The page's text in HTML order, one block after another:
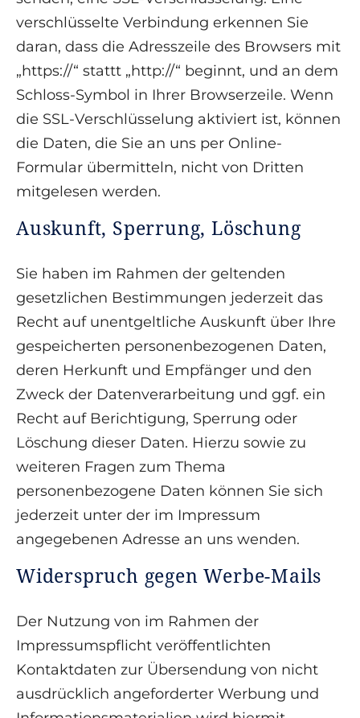
verschlüsselte Verbindung erkennen Sie
daran, dass die Adresszeile des Browsers mit
„https://“ stattt „http://“ beginnt, und an dem
Schloss-Symbol in Ihrer Browserzeile. Wenn
die SSL-Verschlüsselung aktiviert ist, können
die Daten, die Sie an uns per Online-
Formular übermitteln, nicht von Dritten
mitgelesen werden.
Auskunft, Sperrung, Löschung
Sie haben im Rahmen der geltenden
gesetzlichen Bestimmungen jederzeit das
Recht auf unentgeltliche Auskunft über Ihre
gespeicherten personenbezogenen Daten,
deren Herkunft und Empfänger und den
Zweck der Datenverarbeitung und ggf. ein
Recht auf Berichtigung, Sperrung oder
Löschung dieser Daten. Hierzu sowie zu
weiteren Fragen zum Thema
personenbezogene Daten können Sie sich
jederzeit unter der im Impressum
angegebenen Adresse an uns wenden.
Widerspruch gegen Werbe-Mails
Der Nutzung von im Rahmen der
Impressumspflicht veröffentlichten
Kontaktdaten zur Übersendung von nicht
ausdrücklich angeforderter Werbung und